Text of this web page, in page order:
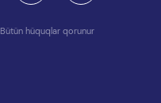
Bütün hüquqlar qorunur